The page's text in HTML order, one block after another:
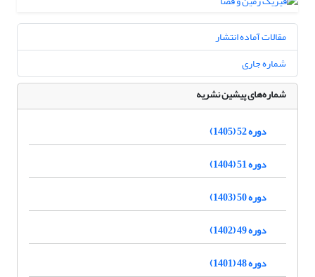
مقالات آماده انتشار
شماره جاری
شماره‌های پیشین نشریه
دوره 52 (1405)
دوره 51 (1404)
دوره 50 (1403)
دوره 49 (1402)
دوره 48 (1401)